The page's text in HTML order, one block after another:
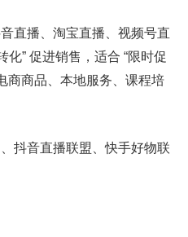
直播、淘宝直播、视频号直
化” 促进销售，适合 “限时促
商商品、本地服务、课程培
抖音直播联盟、快手好物联